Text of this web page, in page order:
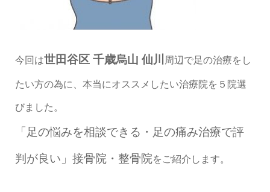
今回は世田谷区 千歳烏山 仙川 周辺で足の治療をし
たい方の為に、本当にオススメしたい治療院を５院選
びました。
「足の悩みを相談できる・足の痛み治療で評
判が良い」接骨院・整骨院をご紹介します。